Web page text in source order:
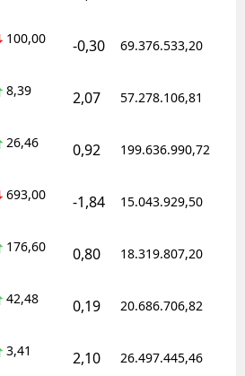
100,00 -0,30 69.376.533,20
8,39 2,07 57.278.106,81
26,46 0,92 199.636.990,72
693,00 -1,84 15.043.929,50
176,60 0,80 18.319.807,20
42,48 0,19 20.686.706,82
3,41 2,10 26.497.445,46